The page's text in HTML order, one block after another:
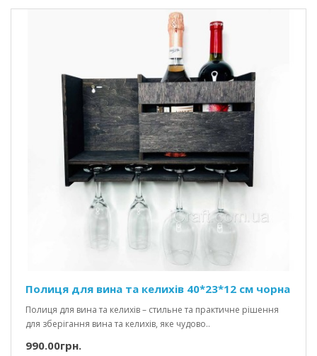
Полиця для вина та келихів 40*23*12 см чорна
Полиця для вина та келихів – стильне та практичне рішення
для зберігання вина та келихів, яке чудово..
990.00грн.